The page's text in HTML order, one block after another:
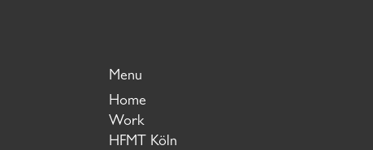
Menu
Home
Work
HFMT Köln